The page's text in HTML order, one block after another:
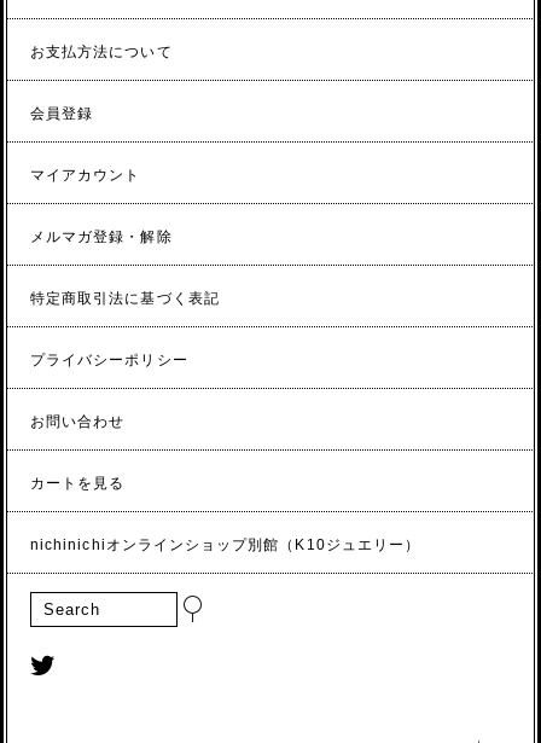
お支払方法について
会員登録
マイアカウント
メルマガ登録・解除
特定商取引法に基づく表記
プライバシーポリシー
お問い合わせ
カートを見る
nichinichiオンラインショップ別館（K10ジュエリー）